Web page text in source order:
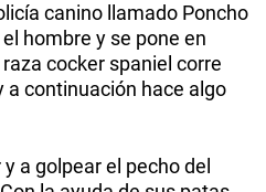
canino llamado Poncho
hombre y se pone en
cocker spaniel corre
a continuación hace algo
a golpear el pecho del